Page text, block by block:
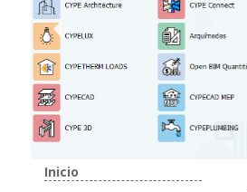
Inicio